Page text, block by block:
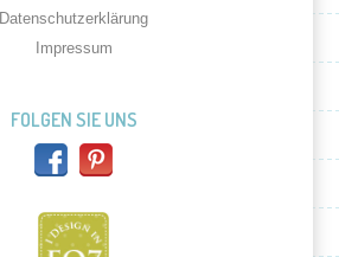
Datenschutzerklärung
Impressum
FOLGEN SIE UNS